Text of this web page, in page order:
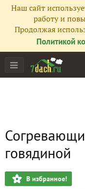
Наш сайт
работу и
Продолжая
Политикой
говядиной
В избранное!